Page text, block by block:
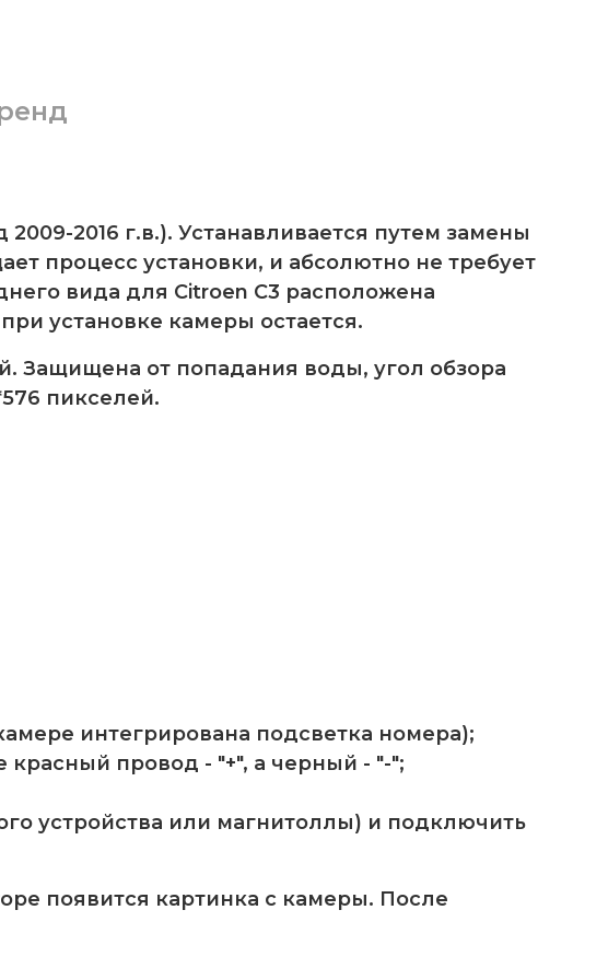
2016 г.в.). Устанавливается путем замены
процесс установки, и абсолютно не требует
вида для Citroen C3 расположена
установке камеры остается.
Защищена от попадания воды, угол обзора
пикселей.
интегрирована подсветка номера);
провод - "+", а черный - "-";
устройства или магнитоллы) и подключить
появится картинка с камеры. После